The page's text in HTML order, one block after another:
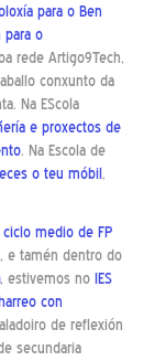
para o Ben
para o
rede Artigo9Tech,
conxunto da
Na EScola
e proxectos de
. Na Escola de
o teu móbil ,
medio de FP
e tamén dentro do
, estivemos no IES
con
de reflexión
secundaria